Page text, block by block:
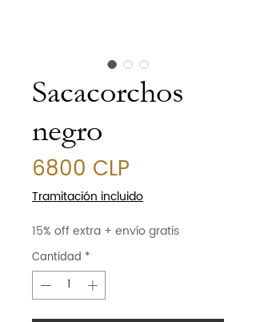
Sacacorchos
negro
6800 CLP
Tramitación incluido
15% off extra + envío gratis
Cantidad *